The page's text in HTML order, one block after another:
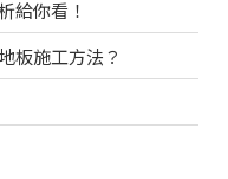
給你看！
板施工方法？